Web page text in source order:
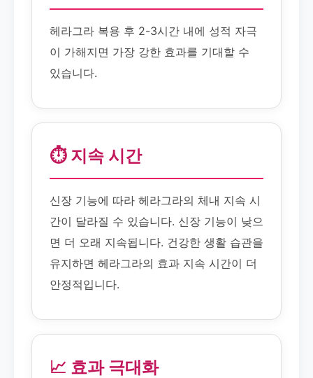
헤라그라 복용 후 2-3시간 내에 성적 자극
이 가해지면 가장 강한 효과를 기대할 수
있습니다.
⏱️ 지속 시간
신장 기능에 따라 헤라그라의 체내 지속 시
간이 달라질 수 있습니다. 신장 기능이 낮으
면 더 오래 지속됩니다. 건강한 생활 습관을
유지하면 헤라그라의 효과 지속 시간이 더
안정적입니다.
📈 효과 극대화